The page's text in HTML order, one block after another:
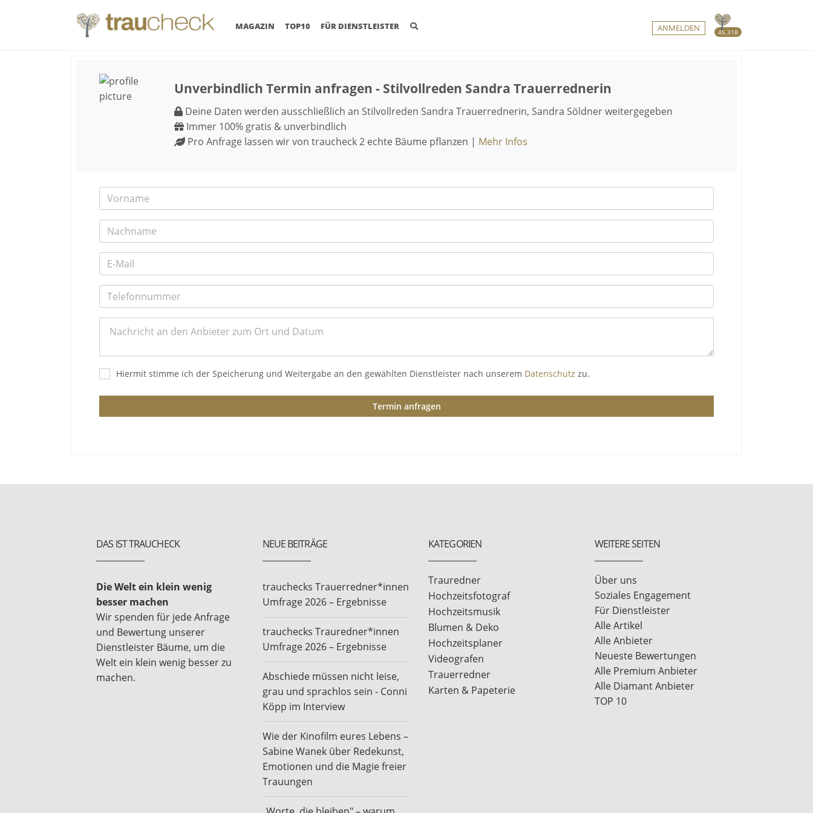
45.318
MAGAZIN (CURRENT)
TOP10 FÜR DIENSTLEISTER ANMELDEN
Unverbindlich Termin anfragen - Stilvollreden Sandra Trauerrednerin
Deine Daten werden ausschließlich an Stilvollreden Sandra Trauerrednerin, Sandra Söldner weitergegeben
Immer 100% gratis & unverbindlich
Pro Anfrage lassen wir von traucheck 2 echte Bäume pflanzen | Mehr Infos
Hiermit stimme ich der Speicherung und Weitergabe an den gewählten Dienstleister nach unserem Datenschutz zu.
Termin anfragen
DAS IST TRAUCHECK
Die Welt ein klein wenig
besser machen
Wir spenden für jede Anfrage
und Bewertung unserer
Dienstleister Bäume, um die
Welt ein klein wenig besser zu
machen.
NEUE BEITRÄGE
trauchecks Trauerredner*innen
Umfrage 2026 – Ergebnisse
trauchecks Trauredner*innen
Umfrage 2026 – Ergebnisse
Abschiede müssen nicht leise,
grau und sprachlos sein - Conni
Köpp im Interview
Wie der Kinofilm eures Lebens –
Sabine Wanek über Redekunst,
Emotionen und die Magie freier
Trauungen
KATEGORIEN
Trauredner
Hochzeitsfotograf
Hochzeitsmusik
Blumen & Deko
Hochzeitsplaner
Videografen
Trauerredner
Karten & Papeterie
WEITERE SEITEN
Über uns
Soziales Engagement
Für Dienstleister
Alle Artikel
Alle Anbieter
Neueste Bewertungen
Alle Premium Anbieter
Alle Diamant Anbieter
TOP 10